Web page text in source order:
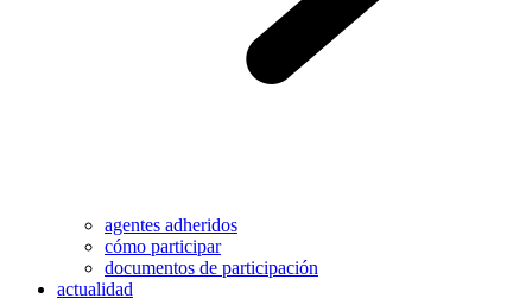
agentes adheridos
cómo participar
documentos de participación
actualidad